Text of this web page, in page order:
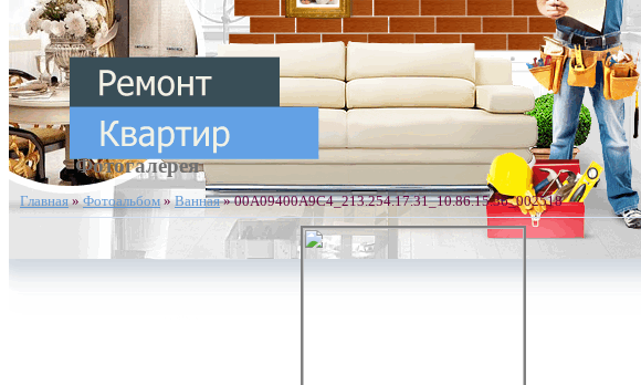
Фотогалерея
Главная»Фотоальбом »Ванная» 00A09400A9C4_213.254.17.31_10.86.15.36_002518